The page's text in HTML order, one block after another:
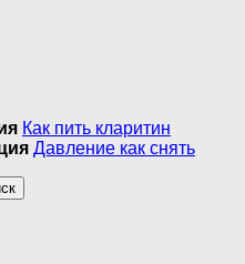
Как пить кларитин
Давление как снять